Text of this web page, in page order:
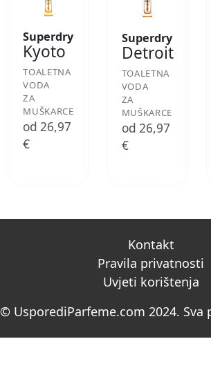
Superdry
Kyoto
TOALETNA
VODA
ZA
MUŠKARCE
od 26,97
€
Superdry
Detroit
TOALETNA
VODA
ZA
MUŠKARCE
od 26,97
€
Kontakt
Pravila privatnosti
Uvjeti korištenja
© UsporediParfeme.com 2024. Sva